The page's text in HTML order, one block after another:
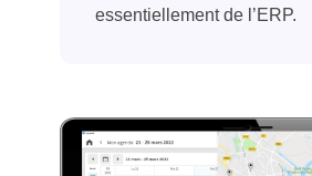
essentiellement de l’ERP.